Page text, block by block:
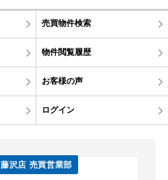
売買物件検索
物件閲覧履歴
お客様の声
ログイン
藤沢店 売買営業部